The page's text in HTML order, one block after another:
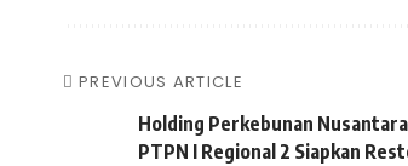
PREVIOUS ARTICLE
Holding Perkebunan
PTPN I Regional 2 Siapkan